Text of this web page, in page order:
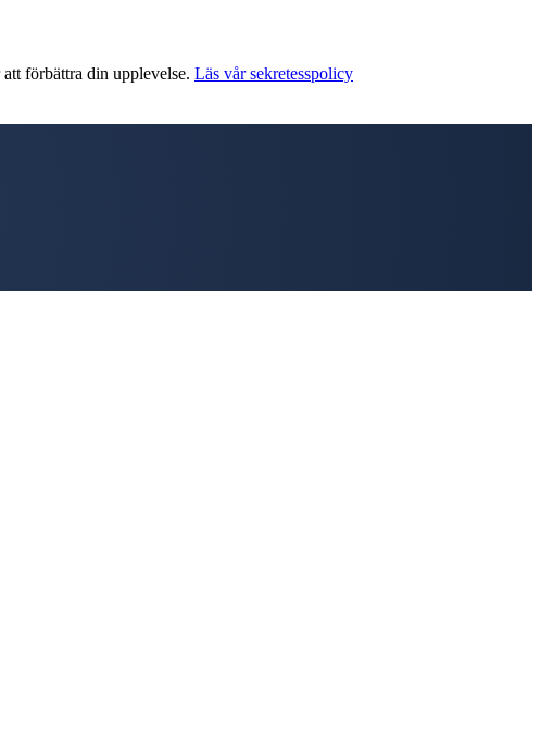
förbättra din upplevelse. Läs vår sekretesspolicy